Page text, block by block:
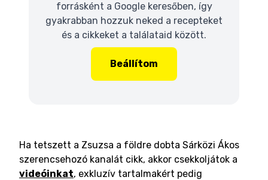
forrásként a Google keresőben, így
gyakrabban hozzuk neked a recepteket
és a cikkeket a találataid között.
Beállítom
Ha tetszett a Zsuzsa a földre dobta Sárközi Ákos
szerencsehozó kanalát cikk, akkor csekkoljátok a
videóinkat, exkluzív tartalmakért pedig